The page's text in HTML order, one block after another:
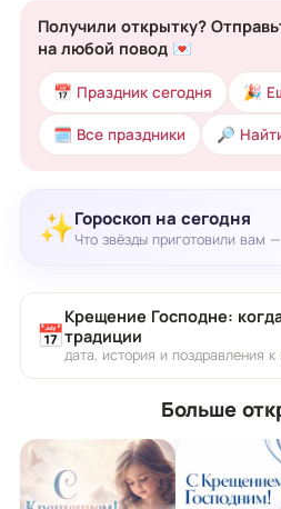
Получили открытку?
на любой повод 💌
📅 Праздник сегодня 🎉
🗓 Все праздники 🔎
✨Гороскоп на сегодня
Что звёзды приготовили вам
📅
Крещение Господне:
традиции
дата, история и поздравления к
Больше